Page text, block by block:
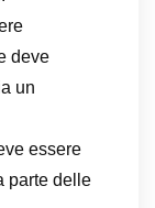
deve
un
essere
parte delle